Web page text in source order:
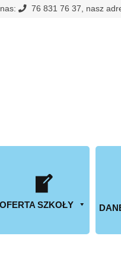
76 831 76 37, nasz
OFERTA SZKOŁY